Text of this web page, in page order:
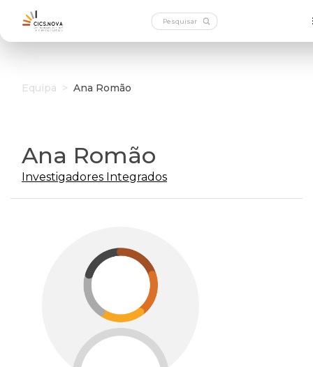
Equipa > Ana Romão
Ana Romão
Investigadores Integrados